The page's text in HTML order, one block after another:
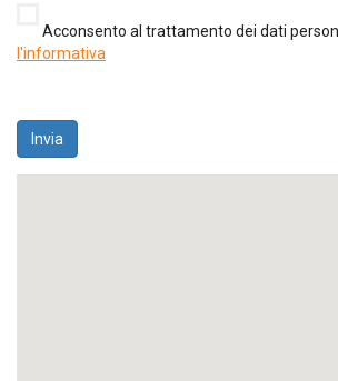
Acconsento al trattamento dei dati
l'informativa
Invia